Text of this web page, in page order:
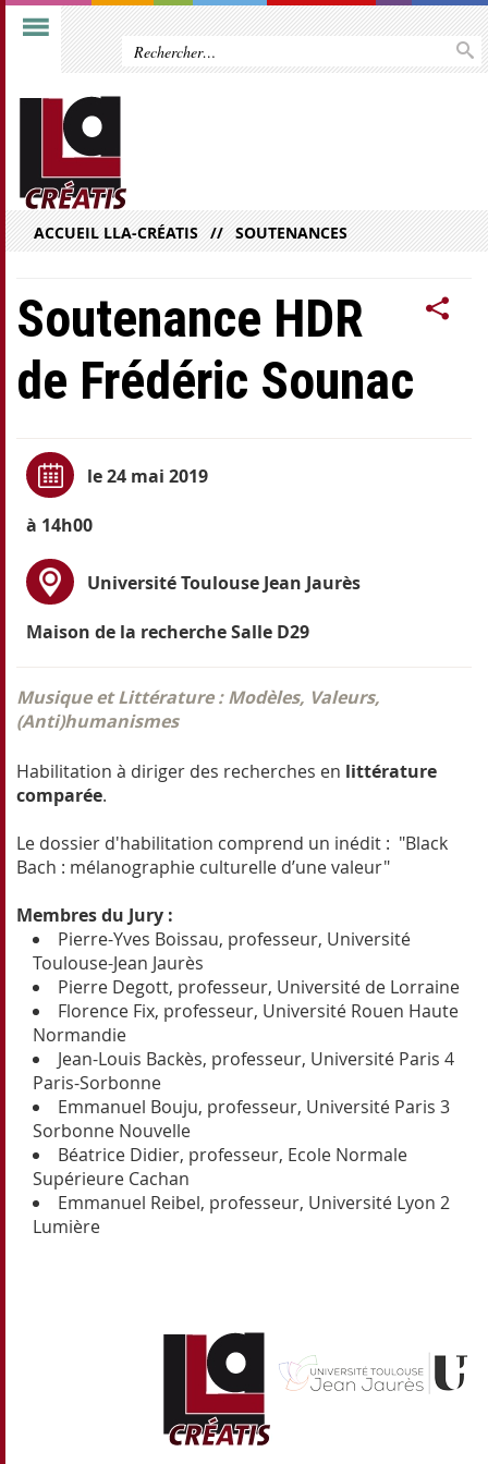
ACCUEIL LLA-CRÉATIS SOUTENANCES
Soutenance HDR
de Frédéric Sounac
le 24 mai 2019
à 14h00
Université Toulouse Jean Jaurès
Maison de la rechercheSalle D29
Musique et Littérature : Modèles, Valeurs,
(Anti)humanismes
Habilitation à diriger des recherches en littérature
comparée.
Le dossier d'habilitation comprend un inédit : "Black
Bach : mélanographie culturelle d’une valeur"
Membres du Jury :
Pierre-Yves Boissau, professeur, Université
Toulouse-Jean Jaurès
Pierre Degott, professeur, Université de Lorraine
Florence Fix, professeur, Université Rouen Haute
Normandie
Jean-Louis Backès, professeur, Université Paris 4
Paris-Sorbonne
Emmanuel Bouju, professeur, Université Paris 3
Sorbonne Nouvelle
Béatrice Didier, professeur, Ecole Normale
Supérieure Cachan
Emmanuel Reibel, professeur, Université Lyon 2
Lumière